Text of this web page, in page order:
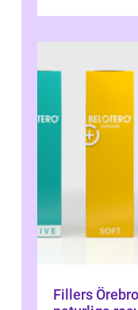
Fillers Örebro vägledning till säkra och